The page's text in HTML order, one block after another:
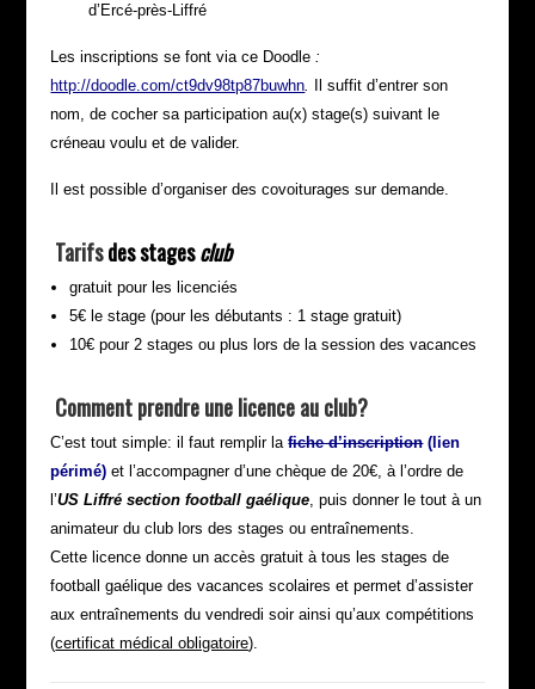
d’Ercé-près-Liffré
Les inscriptions se font via ce Doodle :
http://doodle.com/ct9dv98tp87buwhn.
Il suffit d’entrer son
nom, de cocher sa participation au(x) stage(s) suivant le
créneau voulu et de valider.
Il est possible d’organiser des covoiturages sur demande.
Tarifsdes stagesclub
gratuit pour les licenciés
5€ le stage (pour les débutants : 1 stage gratuit)
10€ pour 2 stages ou plus lors de la session des vacances
Comment prendre une licence au club?
C’est tout simple: il faut remplir lafiche d’inscription(lien
périmé) et l’accompagner d’une chèque de 20€, à l’ordre de
l’US Liffré section football gaélique, puis donner le tout à un
animateur du club lors des stages ou entraînements.
Cette licence donne un accès gratuit à tous les stages de
football gaélique des vacances scolaires et permet d’assister
aux entraînements du vendredi soir ainsi qu’aux compétitions
(certificat médical obligatoire).